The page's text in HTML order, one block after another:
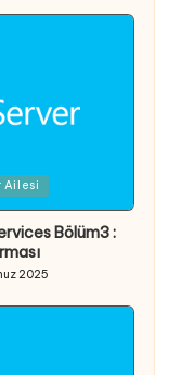
Ailesi
Bölüm3 :
2025